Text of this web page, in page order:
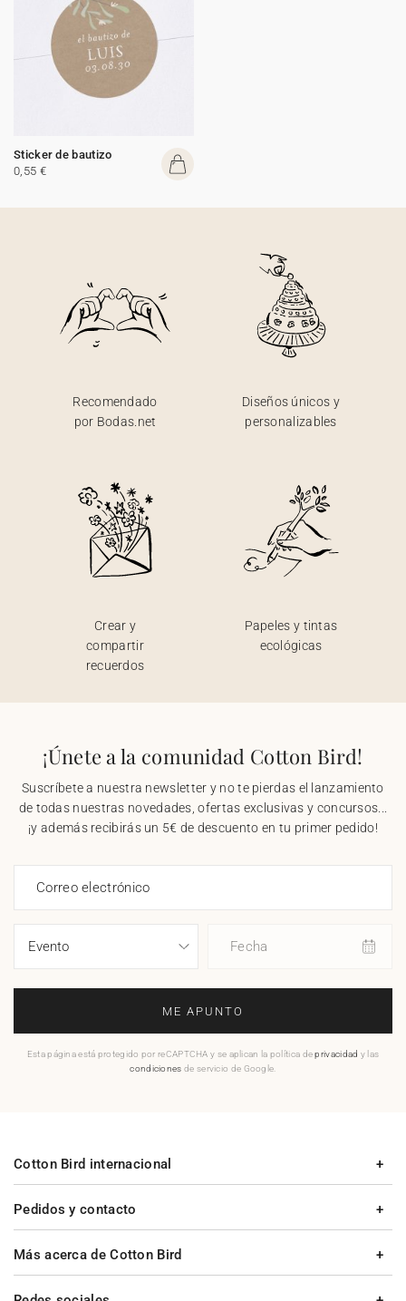
Sticker de bautizo
0,55 €
Recomendado
por Bodas.net
Diseños únicos y
personalizables
Crear y
compartir
recuerdos
Papeles y tintas
ecológicas
¡Únete a la comunidad Cotton Bird!
Suscríbete a nuestra newsletter y no te pierdas el lanzamiento
de todas nuestras novedades, ofertas exclusivas y concursos...
¡y además recibirás un 5€ de descuento en tu primer pedido!
Correo electrónico
Fecha
ME APUNTO
Esta página está protegido por reCAPTCHA y se aplican la política deprivacidad y las
condiciones de servicio de Google.
Pedidos y contacto
Más acerca de Cotton Bird
Cotton Bird internacional